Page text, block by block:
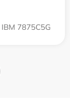
7875C5G